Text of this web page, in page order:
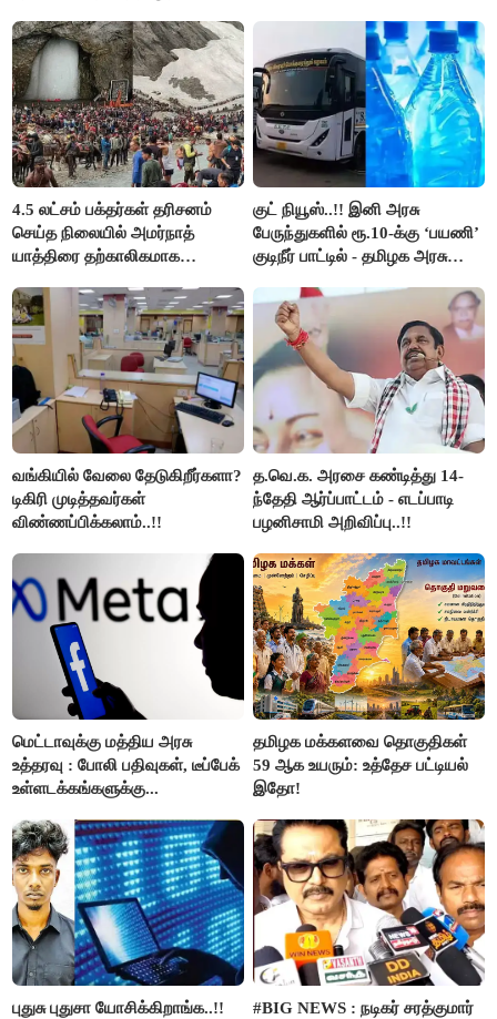
4.5 லட்சம் பக்தர்கள் தரிசனம்
செய்த நிலையில் அமர்நாத்
யாத்திரை தற்காலிகமாக
குட் நியூஸ்..!! இனி அரசு
பேருந்துகளில் ரூ.10-க்கு ‘பயணி’
குடிநீர் பாட்டில் - தமிழக அரசு
வங்கியில் வேலை தேடுகிறீர்களா?
டிகிரி முடித்தவர்கள்
விண்ணப்பிக்கலாம்..!!
த.வெ.க. அரசை கண்டித்து 14-
ந்தேதி ஆர்ப்பாட்டம் - எடப்பாடி
பழனிசாமி அறிவிப்பு..!!
மெட்டாவுக்கு மத்திய அரசு
உத்தரவு : போலி பதிவுகள், டீப்பேக்
உள்ளடக்கங்களுக்கு...
தமிழக மக்களவை தொகுதிகள்
59 ஆக உயரும்: உத்தேச பட்டியல்
இதோ!
புதுசு புதுசா யோசிக்கிறாங்க..!!
#BIG NEWS : நடிகர் சரத்குமார்